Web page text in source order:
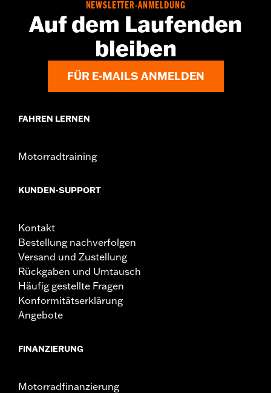
In Einheiten erhältlich:Paar
In der Box: Linke und rechte Fußraste und Installationsanleitung
NEWSLETTER-ANMELDUNG
Auf dem Laufenden
bleiben
FÜR E-MAILS ANMELDEN
FAHREN LERNEN
Motorradtraining
KUNDEN-SUPPORT
Kontakt
Bestellung nachverfolgen
Versand und Zustellung
Rückgaben und Umtausch
Häufig gestellte Fragen
Konformitätserklärung
Angebote
FINANZIERUNG
Motorradfinanzierung